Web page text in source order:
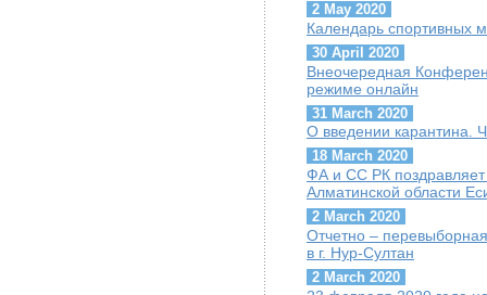
2 May 2020
Календарь спортивных
30 April 2020
Внеочередная
режиме онлайн
31 March 2020
О введении карантина.
18 March 2020
ФА и СС РК поздравляет
Алматинской области
2 March 2020
Отчетно –
в г. Нур-Султан
2 March 2020